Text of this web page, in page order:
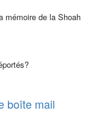
mémoire de la Shoah
boîte mail